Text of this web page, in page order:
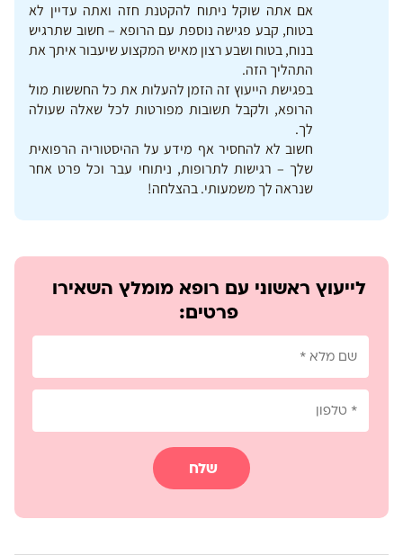
אם אתה שוקל ניתוח להקטנת חזה ואתה עדיין לא
בטוח, קבע פגישה נוספת עם הרופא – חשוב שתרגיש
בנוח, בטוח ושבע רצון מאיש המקצוע שיעבור איתך את
התהליך הזה.
בפגישת הייעוץ זה הזמן להעלות את כל החששות מול
הרופא, ולקבל תשובות מפורטות לכל שאלה שעולה
לך.
חשוב לא להחסיר אף מידע על ההיסטוריה הרפואית
שלך – רגישות לתרופות, ניתוחי עבר וכל פרט אחר
שנראה לך משמעותי. בהצלחה!
לייעוץ ראשוני עם רופא מומלץ השאירו
פרטים:
שלח